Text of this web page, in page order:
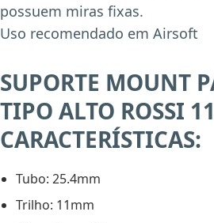
possuem miras fixas.
Uso recomendado em Airsoft
SUPORTE MOUNT
TIPO ALTO ROSSI
CARACTERÍSTICAS:
Tubo: 25.4mm
Trilho: 11mm